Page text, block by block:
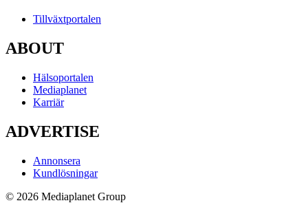
Tillväxtportalen
ABOUT
Hälsoportalen
Mediaplanet
Karriär
ADVERTISE
Annonsera
Kundlösningar
© 2026 Mediaplanet Group